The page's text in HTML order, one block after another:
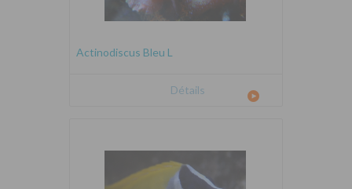
Actinodiscus Bleu L
Détails